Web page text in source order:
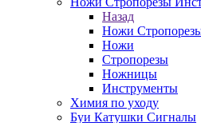
Назад
Ножи
Ножи
Стропорезы
Ножницы
Инструменты
Химия по уходу
Буи Катушки Сигналы